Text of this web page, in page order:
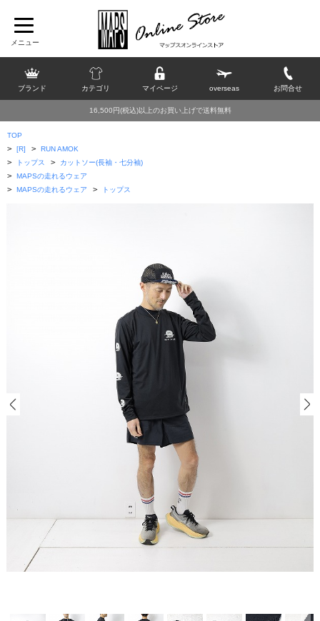
ブランド カテゴリ マイページ overseas お問合せ
16,500円(税込)以上のお買い上げで送料無料
TOP
> [R] > RUN AMOK
> トップス > カットソー(長袖・七分袖)
> MAPSの走れるウェア
> MAPSの走れるウェア > トップス